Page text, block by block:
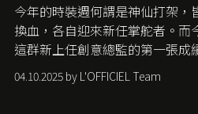
今年的時裝週何謂是神仙打架，
換血，各自迎來新任掌舵者。而
這群新上任創意總監的第一張成
們如何各顯神通。意大利老牌
難已救回，開雲集團任命成功曾
04.10.2025 by L'OFFICIEL Team